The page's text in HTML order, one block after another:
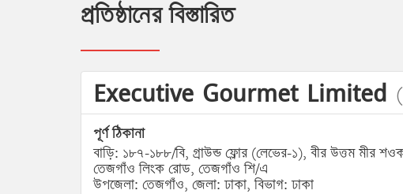
প্রতিষ্ঠানের বিস্তারিত
Executive Gourmet Limited
পূর্ণ ঠিকানা
বাড়ি: ১৮৭-১৮৮/বি, গ্রাউন্ড ফ্লোর (লেভের-১), বীর উত্তম মীর
তেজগাঁও লিংক রোড, তেজগাঁও শি/এ
উপজেলা: তেজগাঁও, জেলা: ঢাকা, বিভাগ: ঢাকা